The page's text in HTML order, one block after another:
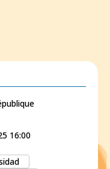
16:00